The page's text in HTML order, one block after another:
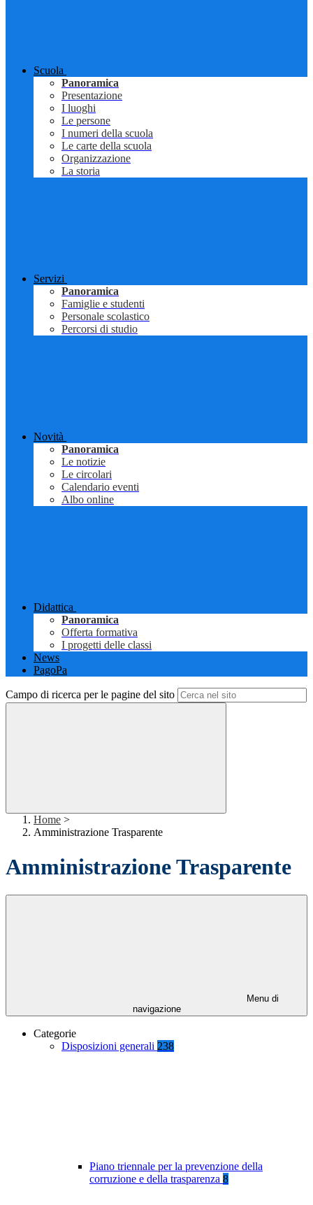
Scuola
Panoramica
Presentazione
I luoghi
Le persone
I numeri della scuola
Le carte della scuola
Organizzazione
La storia
Servizi
Panoramica
Famiglie e studenti
Personale scolastico
Percorsi di studio
Novità
Panoramica
Le notizie
Le circolari
Calendario eventi
Albo online
Didattica
Panoramica
Offerta formativa
I progetti delle classi
News
PagoPa
Campo di ricerca per le pagine del sito
Home >
Amministrazione Trasparente
Amministrazione Trasparente
Menu di
navigazione
Categorie
Disposizioni generali 238
Piano triennale per la prevenzione della
corruzione e della trasparenza 8